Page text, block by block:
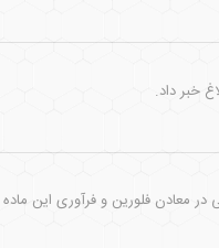
خبر داد.